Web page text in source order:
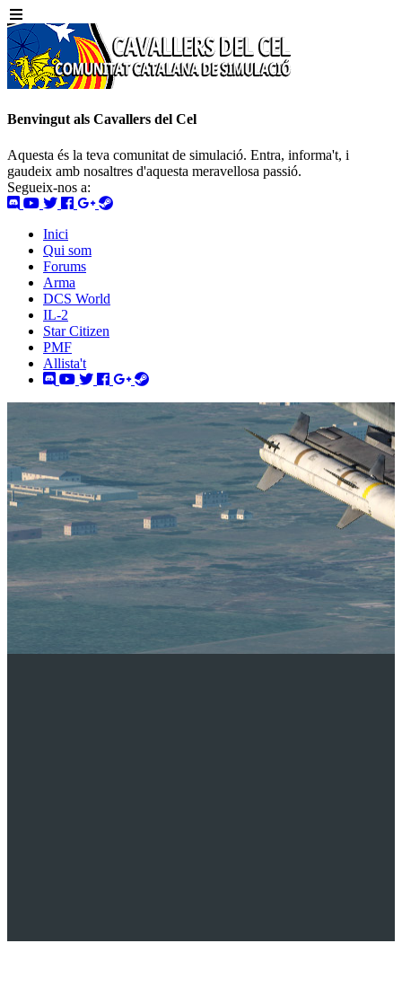
Benvingut als Cavallers del Cel
Aquesta és la teva comunitat de simulació. Entra, informa't, i
gaudeix amb nosaltres d'aquesta meravellosa passió.
Segueix-nos a:
Inici
Qui som
Forums
Arma
DCS World
IL-2
Star Citizen
PMF
Allista't